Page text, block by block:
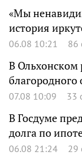
«Мы
история
06.08 10:21 86
В Ольхонском
благородного
07.08 10:09 33
В Госдуме
долга по
06.08 21:24 29